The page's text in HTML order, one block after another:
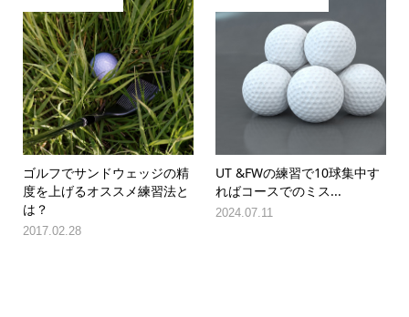
ゴルフでサンドウェッジの精
度を上げるオススメ練習法と
は？
2017.02.28
UT &FWの練習で10球集中す
ればコースでのミス...
2024.07.11